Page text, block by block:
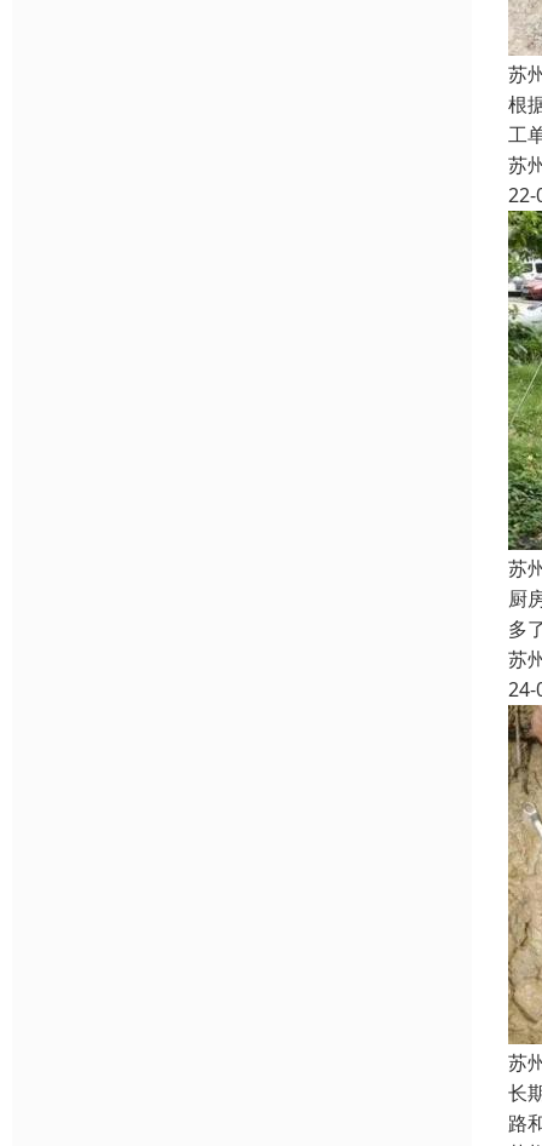
苏
根
工
苏
22-
苏
厨
多
苏
24-
苏
长
路